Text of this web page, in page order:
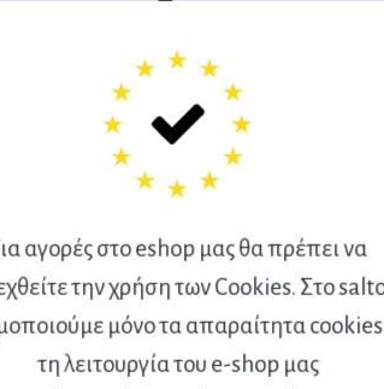
αγορές στο eshop μας θα πρέπει να
την χρήση των Cookies. Στο
μόνο τα απαραίτητα cookies
τη λειτουργία του e-shop μας
ΤΕΧΝΗ ΚΑΙ ΤΕΧΝΙΚΗ